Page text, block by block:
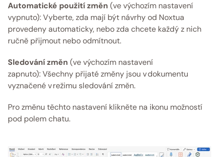
Automatické použití změn (ve výchozím nastavení
vypnuto): Vyberte, zda mají být návrhy od Noxtua
provedeny automaticky, nebo zda chcete každý z nich
ručně přijmout nebo odmítnout.
Sledování změn (ve výchozím nastavení
zapnuto): Všechny přijaté změny jsou v dokumentu
vyznačené v režimu sledování změn.
Pro změnu těchto nastavení klikněte na ikonu možností
pod polem chatu.